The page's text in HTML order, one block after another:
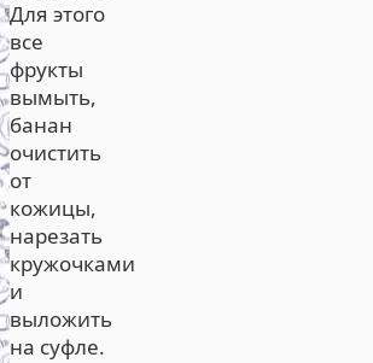
Для этого
все
фрукты
вымыть,
банан
очистить
от
кожицы,
нарезать
кружочками
и
выложить
на суфле.